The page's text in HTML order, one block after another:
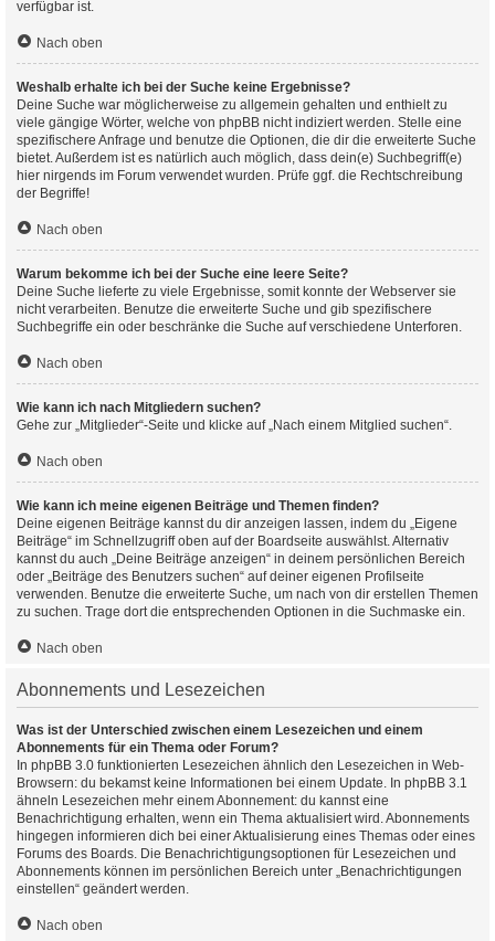
verfügbar ist.
Nach oben
Weshalb erhalte ich bei der Suche keine Ergebnisse?
Deine Suche war möglicherweise zu allgemein gehalten und enthielt zu
viele gängige Wörter, welche von phpBB nicht indiziert werden. Stelle eine
spezifischere Anfrage und benutze die Optionen, die dir die erweiterte Suche
bietet. Außerdem ist es natürlich auch möglich, dass dein(e) Suchbegriff(e)
hier nirgends im Forum verwendet wurden. Prüfe ggf. die Rechtschreibung
der Begriffe!
Nach oben
Warum bekomme ich bei der Suche eine leere Seite?
Deine Suche lieferte zu viele Ergebnisse, somit konnte der Webserver sie
nicht verarbeiten. Benutze die erweiterte Suche und gib spezifischere
Suchbegriffe ein oder beschränke die Suche auf verschiedene Unterforen.
Nach oben
Wie kann ich nach Mitgliedern suchen?
Gehe zur „Mitglieder“-Seite und klicke auf „Nach einem Mitglied suchen“.
Nach oben
Wie kann ich meine eigenen Beiträge und Themen finden?
Deine eigenen Beiträge kannst du dir anzeigen lassen, indem du „Eigene
Beiträge“ im Schnellzugriff oben auf der Boardseite auswählst. Alternativ
kannst du auch „Deine Beiträge anzeigen“ in deinem persönlichen Bereich
oder „Beiträge des Benutzers suchen“ auf deiner eigenen Profilseite
verwenden. Benutze die erweiterte Suche, um nach von dir erstellen Themen
zu suchen. Trage dort die entsprechenden Optionen in die Suchmaske ein.
Nach oben
Abonnements und Lesezeichen
Was ist der Unterschied zwischen einem Lesezeichen und einem
Abonnements für ein Thema oder Forum?
In phpBB 3.0 funktionierten Lesezeichen ähnlich den Lesezeichen in Web-
Browsern: du bekamst keine Informationen bei einem Update. In phpBB 3.1
ähneln Lesezeichen mehr einem Abonnement: du kannst eine
Benachrichtigung erhalten, wenn ein Thema aktualisiert wird. Abonnements
hingegen informieren dich bei einer Aktualisierung eines Themas oder eines
Forums des Boards. Die Benachrichtigungsoptionen für Lesezeichen und
Abonnements können im persönlichen Bereich unter „Benachrichtigungen
einstellen“ geändert werden.
Nach oben